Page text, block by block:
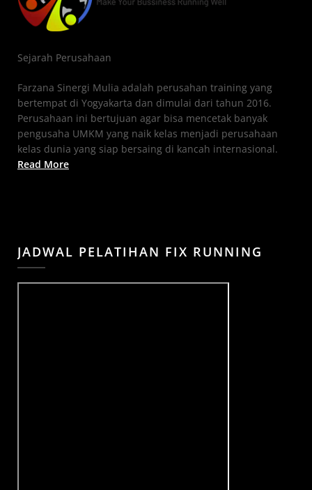
Sejarah Perusahaan
Farzana Sinergi Mulia adalah perusahan training yang
bertempat di Yogyakarta dan dimulai dari tahun 2016.
Perusahaan ini bertujuan agar bisa mencetak banyak
pengusaha UMKM yang naik kelas menjadi perusahaan
kelas dunia yang siap bersaing di kancah internasional.
Read More
JADWAL PELATIHAN FIX RUNNING